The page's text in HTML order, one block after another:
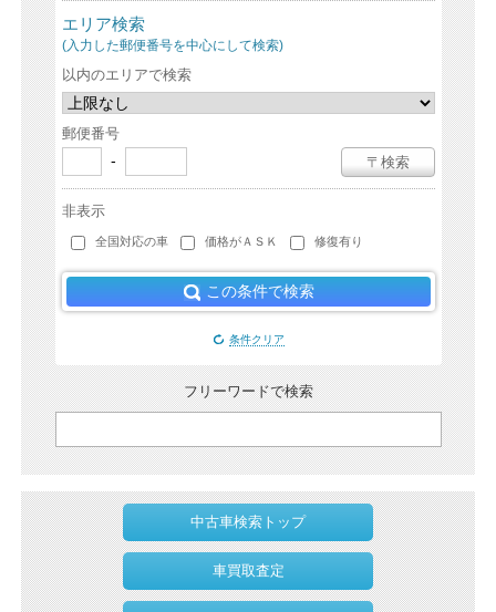
エリア検索
(入力した郵便番号を中心にして検索)
以内のエリアで検索
郵便番号
- 〒検索
非表示
全国対応の車 価格がＡＳＫ 修復有り
この条件で検索
条件クリア
フリーワードで検索
中古車検索トップ
車買取査定